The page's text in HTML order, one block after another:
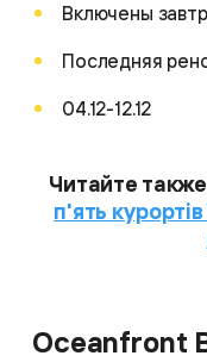
Включены
Последняя
04.12-12.12
Читайте
п'ять
Oceanfront